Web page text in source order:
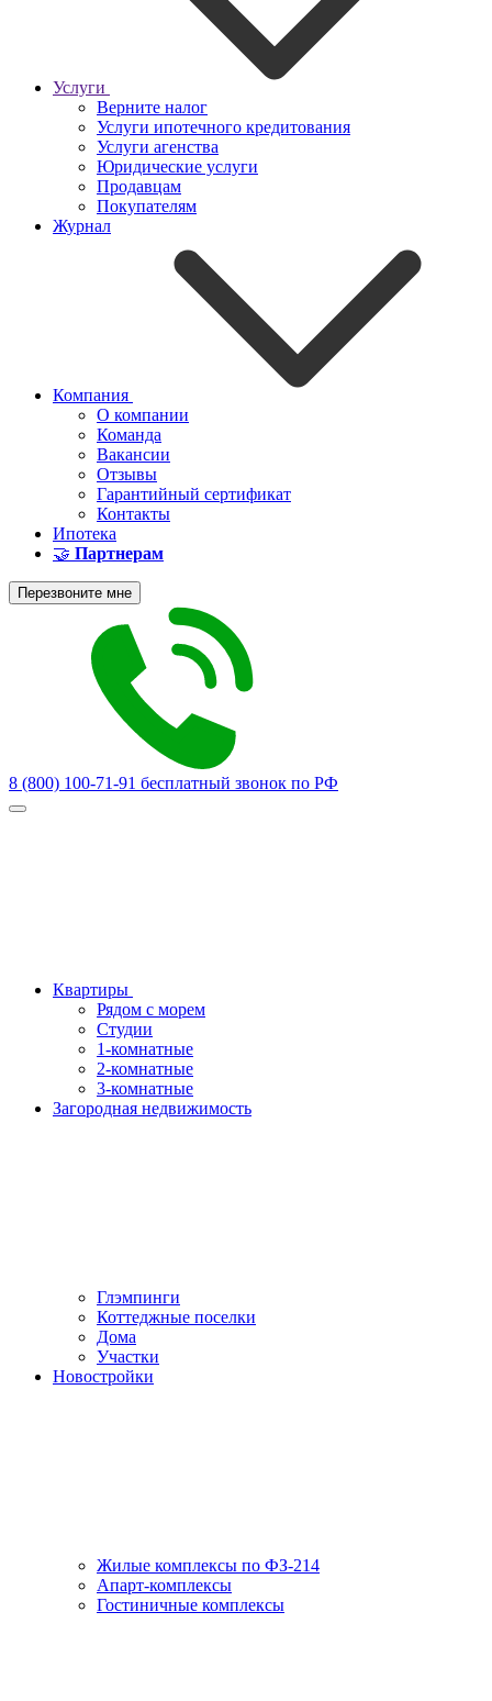
Услуги
Верните налог
Услуги ипотечного кредитования
Услуги агенства
Юридические услуги
Продавцам
Покупателям
Журнал
Компания
О компании
Команда
Вакансии
Отзывы
Гарантийный сертификат
Контакты
Ипотека
🤝 Партнерам
Перезвоните мне
8 (800) 100-71-91 бесплатный звонок по РФ
Квартиры
Рядом с морем
Студии
1-комнатные
2-комнатные
3-комнатные
Загородная недвижимость
Глэмпинги
Коттеджные поселки
Дома
Участки
Новостройки
Жилые комплексы по ФЗ-214
Апарт-комплексы
Гостиничные комплексы